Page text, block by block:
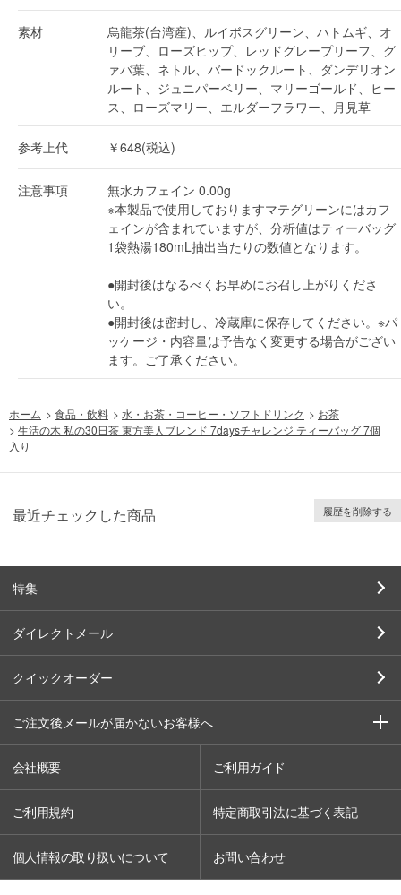
素材
烏龍茶(台湾産)、ルイボスグリーン、ハトムギ、オ
リーブ、ローズヒップ、レッドグレープリーフ、グ
ァバ葉、ネトル、バードックルート、ダンデリオン
ルート、ジュニパーベリー、マリーゴールド、ヒー
ス、ローズマリー、エルダーフラワー、月見草
参考上代 ￥648(税込)
注意事項
無水カフェイン 0.00g
※本製品で使用しておりますマテグリーンにはカフ
ェインが含まれていますが、分析値はティーバッグ
1袋熱湯180mL抽出当たりの数値となります。
●開封後はなるべくお早めにお召し上がりくださ
い。
●開封後は密封し、冷蔵庫に保存してください。※パ
ッケージ・内容量は予告なく変更する場合がござい
ます。ご了承ください。
ホーム > 食品・飲料 > 水・お茶・コーヒー・ソフトドリンク > お茶
> 生活の木 私の30日茶 東方美人ブレンド 7daysチャレンジ ティーバッグ 7個
入り
最近チェックした商品 履歴を削除する
特集
ダイレクトメール
クイックオーダー
ご注文後メールが届かないお客様へ
会社概要 ご利用ガイド
ご利用規約 特定商取引法に基づく表記
個人情報の取り扱いについて お問い合わせ